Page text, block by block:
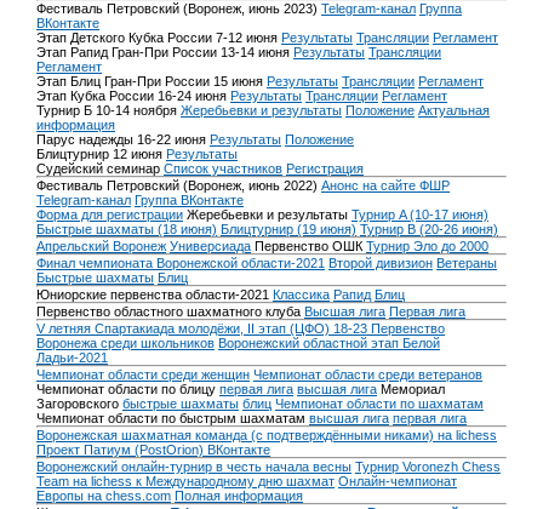
Фестиваль Петровский (Воронеж, июнь 2023) Telegram-канал Группа
ВКонтакте
Этап Детского Кубка России 7-12 июня Результаты Трансляции Регламент
Этап Рапид Гран-При России 13-14 июня Результаты Трансляции
Регламент
Этап Блиц Гран-При России 15 июня Результаты Трансляции Регламент
Этап Кубка России 16-24 июня Результаты Трансляции Регламент
Турнир Б 10-14 ноября Жеребьевки и результаты Положение Актуальная
информация
Парус надежды 16-22 июня Результаты Положение
Блицтурнир 12 июня Результаты
Судейский семинар Список участников Регистрация
Фестиваль Петровский (Воронеж, июнь 2022) Анонс на сайте ФШР
Telegram-канал Группа ВКонтакте
Форма для регистрации Жеребьевки и результаты Турнир A (10-17 июня)
Быстрые шахматы (18 июня) Блицтурнир (19 июня) Турнир B (20-26 июня)
Апрельский Воронеж Универсиада Первенство ОШК Турнир Эло до 2000
Финал чемпионата Воронежской области-2021 Второй дивизион Ветераны
Быстрые шахматы Блиц
Юниорские первенства области-2021 Классика Рапид Блиц
Первенство областного шахматного клуба Высшая лига Первая лига
V летняя Спартакиада молодёжи, II этап (ЦФО) 18-23 Первенство
Воронежа среди школьников Воронежский областной этап Белой
Ладьи-2021
Чемпионат области среди женщин Чемпионат области среди ветеранов
Чемпионат области по блицу первая лига высшая лига Мемориал
Загоровского быстрые шахматы блиц Чемпионат области по шахматам
Чемпионат области по быстрым шахматам высшая лига первая лига
Воронежская шахматная команда (с подтверждёнными никами) на lichess
Проект Патиум (PostOrion) ВКонтакте
Воронежский онлайн-турнир в честь начала весны Турнир Voronezh Chess
Team на lichess к Международному дню шахмат Онлайн-чемпионат
Европы на chess.com Полная информация